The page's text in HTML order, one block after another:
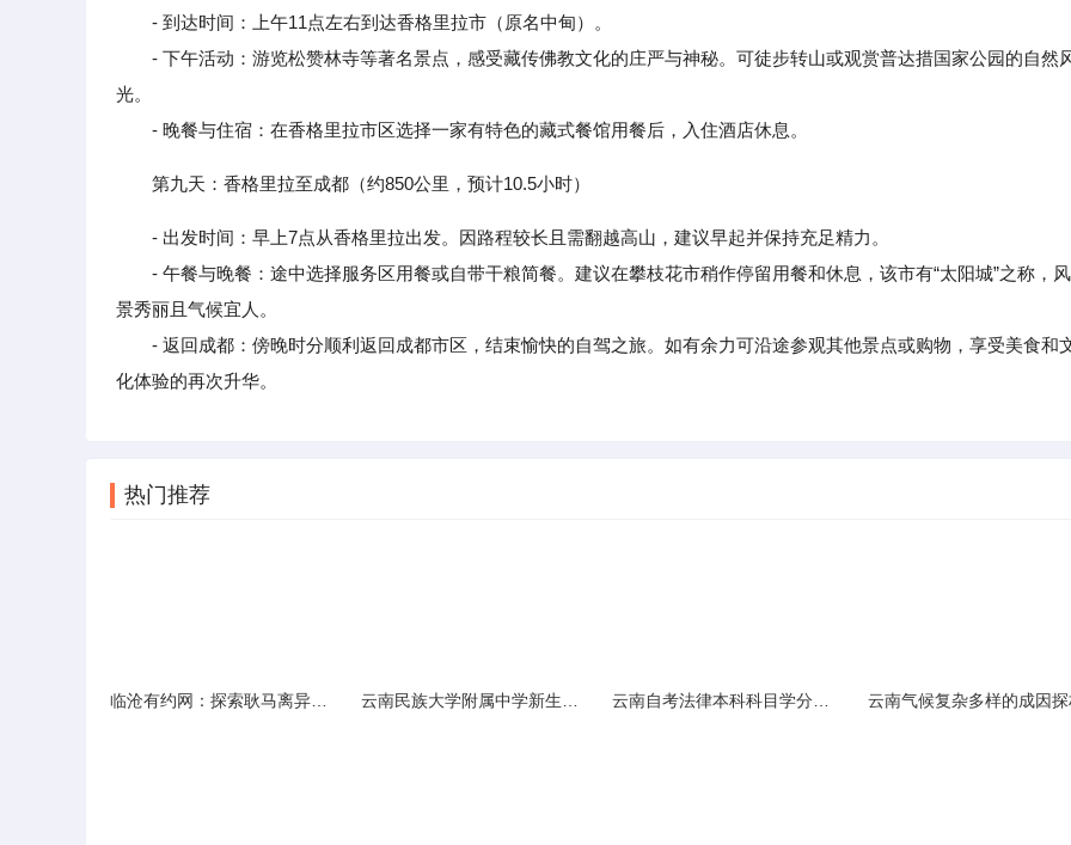
- 到达时间：上午11点左右到达香格里拉市（原名中甸）。
- 下午活动：游览松赞林寺等著名景点，感受藏传佛教文化的庄严与神秘。可徒步转山或观赏普达措国家公园的自然
光。
- 晚餐与住宿：在香格里拉市区选择一家有特色的藏式餐馆用餐后，入住酒店休息。
第九天：香格里拉至成都（约850公里，预计10.5小时）
- 出发时间：早上7点从香格里拉出发。因路程较长且需翻越高山，建议早起并保持充足精力。
- 午餐与晚餐：途中选择服务区用餐或自带干粮简餐。建议在攀枝花市稍作停留用餐和休息，该市有“太阳城”之称，风
景秀丽且气候宜人。
- 返回成都：傍晚时分顺利返回成都市区，结束愉快的自驾之旅。如有余力可沿途参观其他景点或购物，享受美食和
化体验的再次升华。
热门推荐
云南气候复杂多样的成因